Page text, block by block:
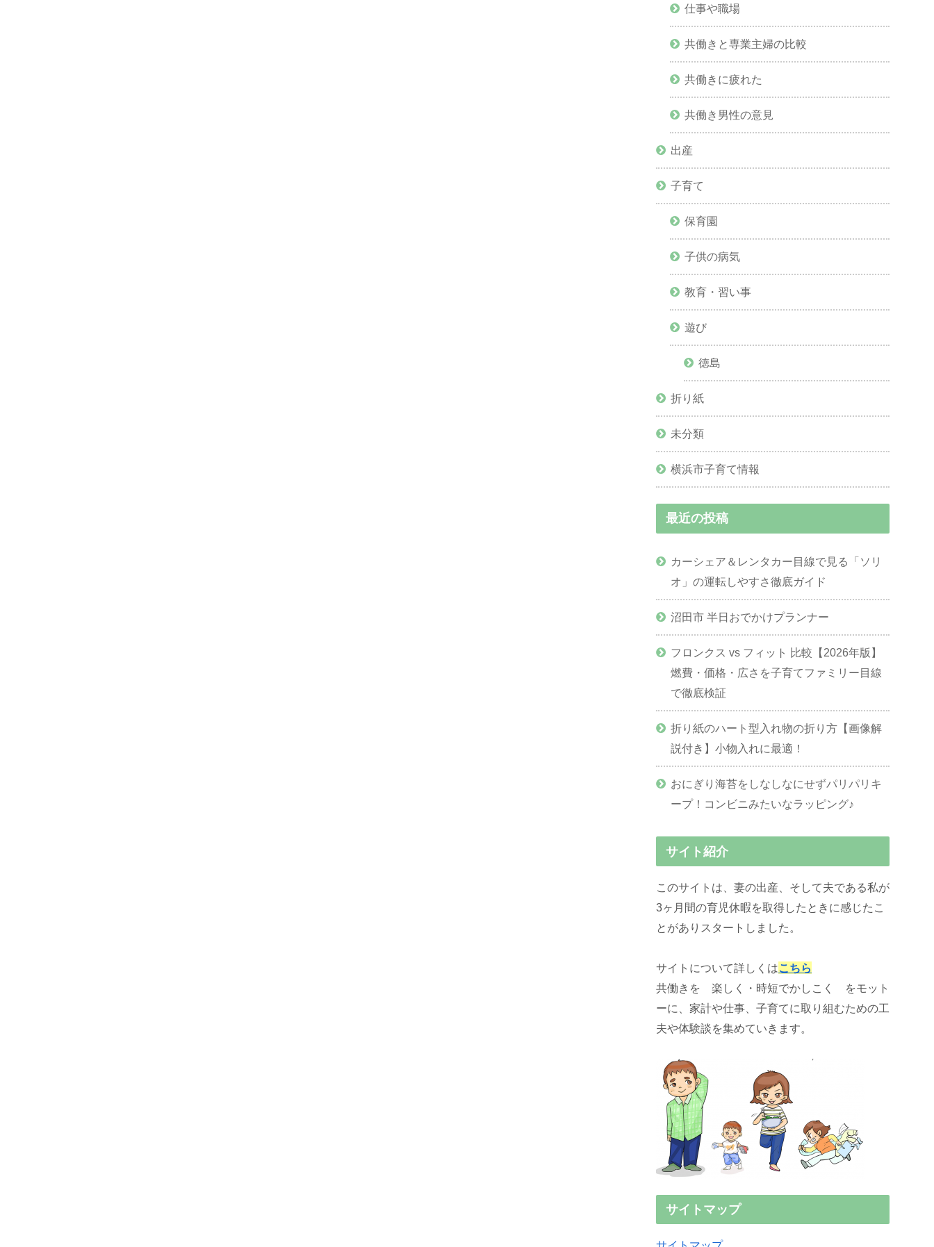
仕事や職場
共働きと専業主婦の比較
共働きに疲れた
共働き男性の意見
出産
子育て
保育園
子供の病気
教育・習い事
遊び
徳島
折り紙
未分類
横浜市子育て情報
最近の投稿
カーシェア＆レンタカー目線で見る「ソリ
オ」の運転しやすさ徹底ガイド
沼田市 半日おでかけプランナー
フロンクス vs フィット 比較【2026年版】
燃費・価格・広さを子育てファミリー目線
で徹底検証
折り紙のハート型入れ物の折り方【画像解
説付き】小物入れに最適！
おにぎり海苔をしなしなにせずパリパリキ
ープ！コンビニみたいなラッピング♪
サイト紹介
このサイトは、妻の出産、そして夫である私が
3ヶ月間の育児休暇を取得したときに感じたこ
とがありスタートしました。
サイトについて詳しくはこちら
共働きを 楽しく・時短でかしこく をモット
ーに、家計や仕事、子育てに取り組むための工
夫や体験談を集めていきます。
サイトマップ